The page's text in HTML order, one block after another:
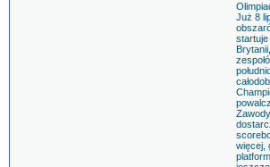
Już 8
startuje
więcej,